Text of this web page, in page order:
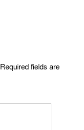
Required fields are